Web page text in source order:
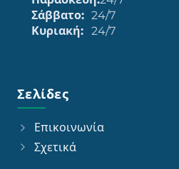
Σάββατο: 24/7
Κυριακή: 24/7
Σελίδες
Επικοινωνία
Σχετικά